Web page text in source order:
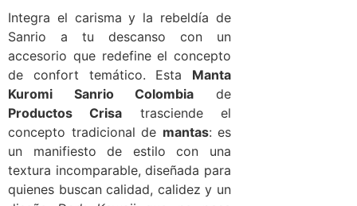
Integra el carisma y la rebeldía de
Sanrio a tu descanso con un
accesorio que redefine el concepto
de confort temático. Esta Manta
Kuromi Sanrio Colombia de
Productos Crisa trasciende el
concepto tradicional de mantas: es
un manifiesto de estilo con una
textura incomparable, diseñada para
quienes buscan calidad, calidez y un